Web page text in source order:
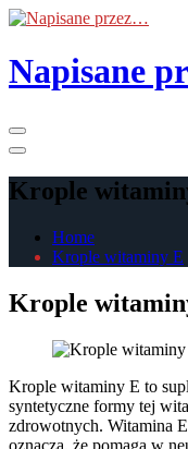
Skip
the
content
Napisane
Krople
Home
Krople witaminy E
Krople
Krople witaminy E to
syntetyczne formy tej
zdrowotnych. Witamina
oznacza, że pomaga w